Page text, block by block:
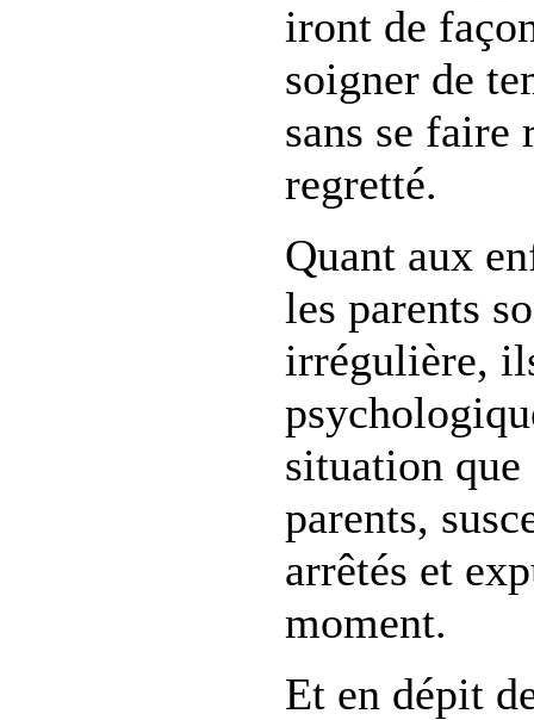
iront de
soigner de
sans se
regretté.
Quant aux
les parents
irrégulière,
situation
parents,
arrêtés et
moment.
Et en dépit